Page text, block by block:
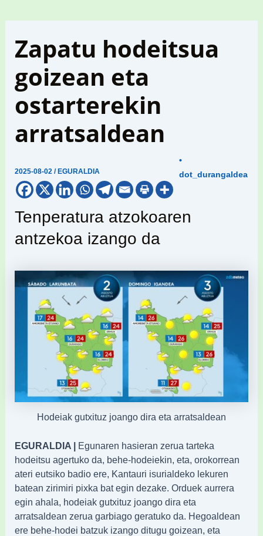
Zapatu hodeitsua
goizean eta
ostarterekin
arratsaldean
2025-08-02/ EGURALDIA
•
dot_durangaldea
Tenperatura atzokoaren
antzekoa izango da
Hodeiak gutxituz joango dira eta arratsaldean
EGURALDIA | Egunaren hasieran zerua tarteka
hodeitsu agertuko da, behe-hodeiekin, eta, orokorrean
ateri eutsiko badio ere, Kantauri isurialdeko lekuren
batean zirimiri pixka bat egin dezake. Orduek aurrera
egin ahala, hodeiak gutxituz joango dira eta
arratsaldean zerua garbiago geratuko da. Hegoaldean
ere behe-hodei batzuk izango ditugu goizean, eta